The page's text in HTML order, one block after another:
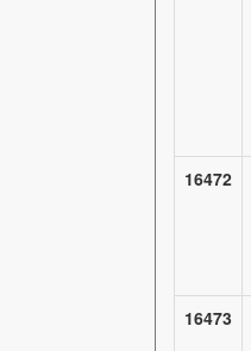
16472
16473